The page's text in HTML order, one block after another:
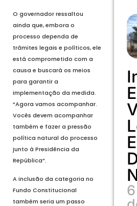
O governador ressaltou
ainda que, embora o
processo dependa de
trâmites legais e políticos, ele
está comprometido com a
causa e buscará os meios
para garantir a
implementação da medida.
“Agora vamos acompanhar.
Vocês devem acompanhar
também e fazer a pressão
política natural do processo
junto à Presidência da
República”.
A inclusão da categoria no
Fundo Constitucional
também seria um passo